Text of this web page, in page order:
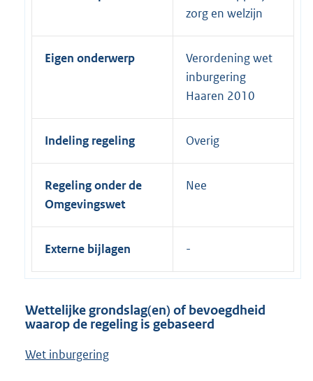
zorg en welzijn
Eigen onderwerp
Verordening wet
inburgering
Haaren 2010
Indeling regeling Overig
Regeling onder de
Omgevingswet
Nee
Externe bijlagen
Wettelijke grondslag(en) of bevoegdheid
waarop de regeling is gebaseerd
Wet inburgering